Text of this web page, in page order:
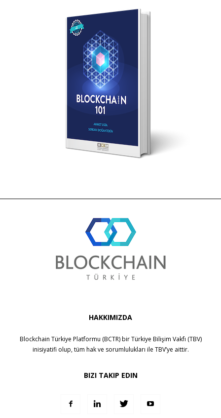
HAKKIMIZDA
Blockchain Türkiye Platformu (BCTR) birTürkiye Bilişim Vakfı (TBV)
inisiyatifi olup, tüm hak ve sorumlulukları ile TBV’ye aittir.
BIZI TAKIP EDIN